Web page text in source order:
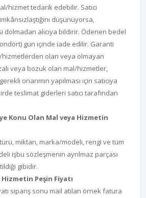
hizmet tedarik edebilir. Satıcı
düşünüyorsa,
alıcıya bildirir. Ödenen bedel
gün içinde iade edilir. Garanti
hizmetlerden olan veya olmayan
veya bozuk olan mal/hizmetler,
onarımın yapılması için satıcıya
teslimat giderleri satıcı tarafından
Konu Olan Mal veya Hizmetin
miktarı, marka/modeli, rengi ve tüm
işbu sözleşmenin ayrılmaz parçası
gibidir.
Peşin Fiyatı
sipariş sonu mail atılan örnek fatura